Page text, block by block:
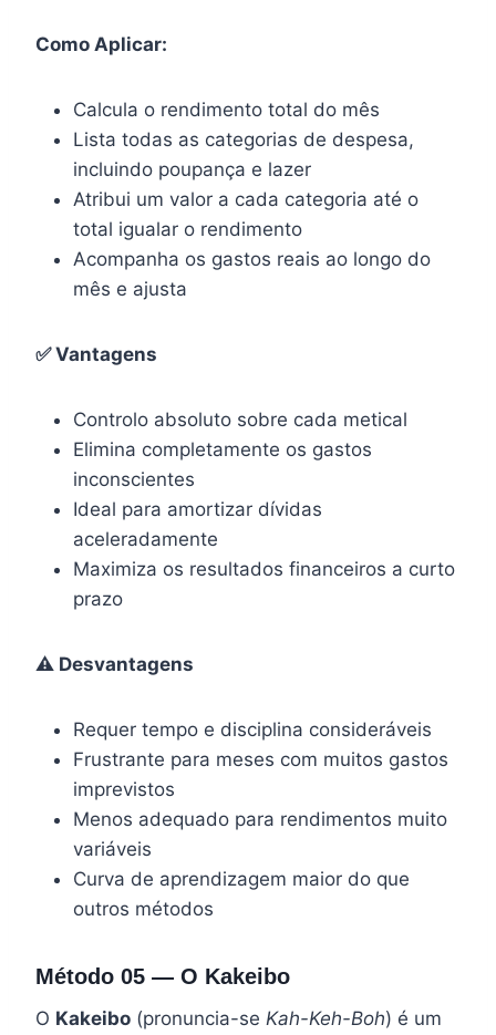
Como Aplicar:
Calcula o rendimento total do mês
Lista todas as categorias de despesa,
incluindo poupança e lazer
Atribui um valor a cada categoria até o
total igualar o rendimento
Acompanha os gastos reais ao longo do
mês e ajusta
✅ Vantagens
Controlo absoluto sobre cada metical
Elimina completamente os gastos
inconscientes
Ideal para amortizar dívidas
aceleradamente
Maximiza os resultados financeiros a curto
prazo
⚠️ Desvantagens
Requer tempo e disciplina consideráveis
Frustrante para meses com muitos gastos
imprevistos
Menos adequado para rendimentos muito
variáveis
Curva de aprendizagem maior do que
outros métodos
Método 05 — O Kakeibo
O Kakeibo (pronuncia-se Kah-Keh-Boh) é um